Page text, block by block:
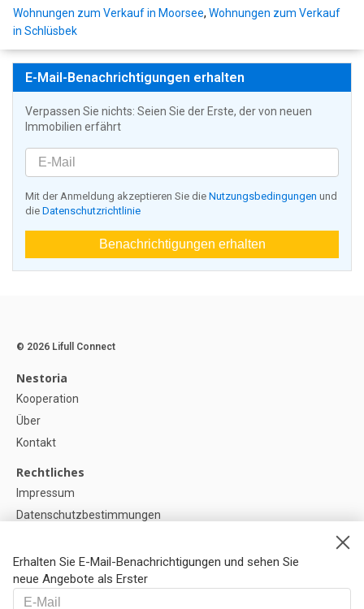
Wohnungen zum Verkauf in Moorsee, Wohnungen zum Verkauf
in Schlüsbek
E-Mail-Benachrichtigungen erhalten
Verpassen Sie nichts: Seien Sie der Erste, der von neuen
Immobilien erfährt
Mit der Anmeldung akzeptieren Sie die Nutzungsbedingungen und
die Datenschutzrichtlinie
Benachrichtigungen erhalten
Erhalten Sie E-Mail-Benachrichtigungen und sehen Sie
neue Angebote als Erster
© 2026 Lifull Connect
Nestoria
Kooperation
Über
Kontakt
Rechtliches
Impressum
Datenschutzbestimmungen
Cookie-Einstellunge
Hilfe